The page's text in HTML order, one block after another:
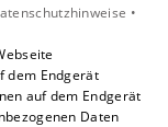
•
dem Endgerät
auf dem Endgerät
Daten